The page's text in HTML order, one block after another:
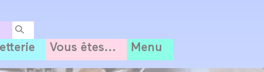
Vous êtes... Menu